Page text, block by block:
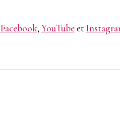
Facebook, YouTubeet